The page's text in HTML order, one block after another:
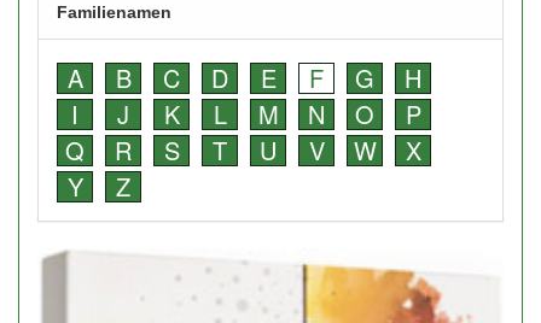
Familienamen
A B C D E F G
H
I
J K L M N O
P
Q
R S T U V W
X
Y
Z